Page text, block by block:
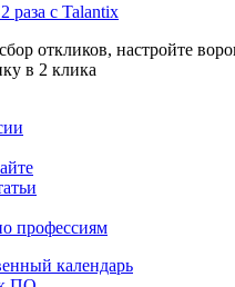
раза с Talantix
откликов, настройте
в 2 клика
профессиям
календарь